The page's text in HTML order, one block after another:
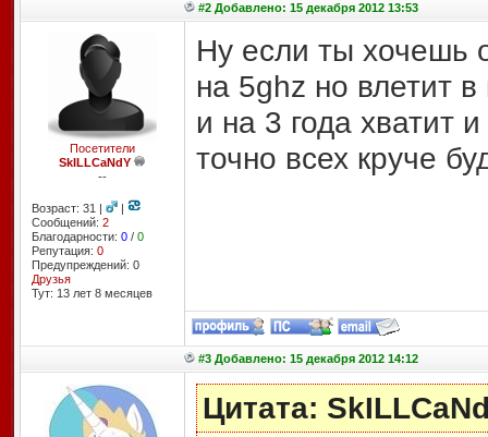
#2 Добавлено: 15 декабря 2012 13:53
Посетители
SkILLCaNdY
--
Возраст: 31 |
|
Сообщений: 2
Благодарности: 0/ 0
Репутация: 0
Предупреждений: 0
Друзья
Тут: 13 лет 8 месяцев
Ну если ты хочешь
на 5ghz но влетит
и на 3 года хватит
точно всех круче
#3 Добавлено: 15 декабря 2012 14:12
Цитата: